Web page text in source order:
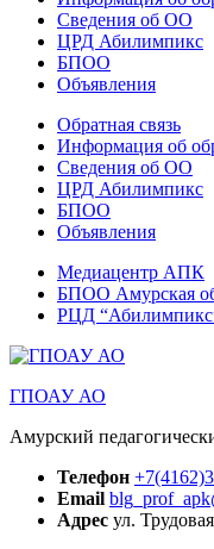
Сведения об ОО
ЦРД Абилимпикс
БПОО
Объявления
Обратная связь
Информация об
Сведения об ОО
ЦРД Абилимпикс
БПОО
Объявления
Медиацентр АПК
БПОО Амурская
РЦД
ГПОАУ АО
Амурский
Телефон
Email
Адрес ул.